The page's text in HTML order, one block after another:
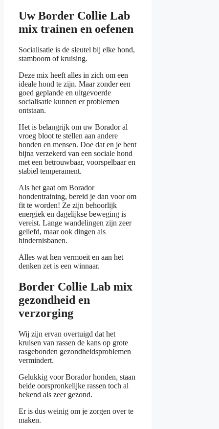
Uw Border Collie Lab
mix trainen en oefenen
Socialisatie is de sleutel bij elke hond,
stamboom of kruising.
Deze mix heeft alles in zich om een
ideale hond te zijn. Maar zonder een
goed geplande en uitgevoerde
socialisatie kunnen er problemen
ontstaan.
Het is belangrijk om uw Borador al
vroeg bloot te stellen aan andere
honden en mensen. Doe dat en je bent
bijna verzekerd van een sociale hond
met een betrouwbaar, voorspelbaar en
stabiel temperament.
Als het gaat om Borador
hondentraining, bereid je dan voor om
fit te worden! Ze zijn behoorlijk
energiek en dagelijkse beweging is
vereist. Lange wandelingen zijn zeer
geliefd, maar ook dingen als
hindernisbanen.
Alles wat hen vermoeit en aan het
denken zet is een winnaar.
Border Collie Lab mix
gezondheid en
verzorging
Wij zijn ervan overtuigd dat het
kruisen van rassen de kans op grote
rasgebonden gezondheidsproblemen
vermindert.
Gelukkig voor Borador honden, staan
beide oorspronkelijke rassen toch al
bekend als zeer gezond.
Er is dus weinig om je zorgen over te
maken.